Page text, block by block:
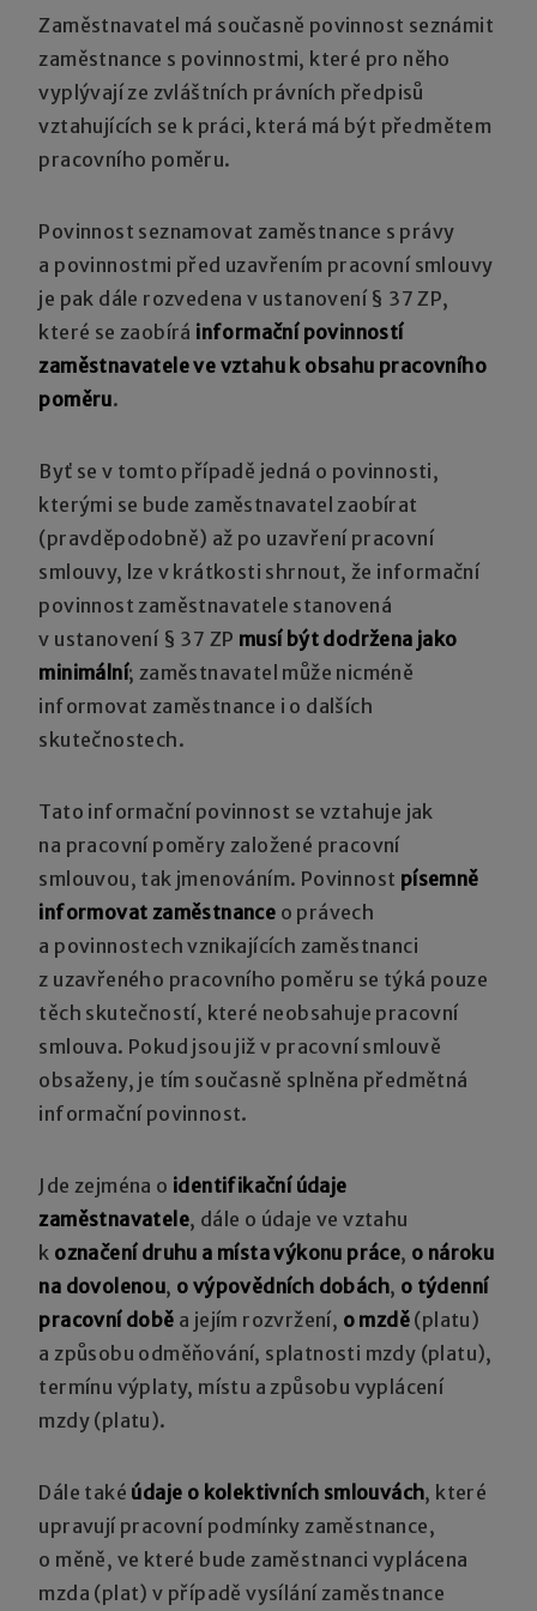
Zaměstnavatel má současně povinnost seznámit
zaměstnance s povinnostmi, které pro něho
vyplývají ze zvláštních právních předpisů
vztahujících se k práci, která má být předmětem
pracovního poměru.
Povinnost seznamovat zaměstnance s právy
a povinnostmi před uzavřením pracovní smlouvy
je pak dále rozvedena v ustanovení § 37 ZP,
které se zaobírá informační povinností
zaměstnavatele ve vztahu k obsahu pracovního
poměru.
Byť se v tomto případě jedná o povinnosti,
kterými se bude zaměstnavatel zaobírat
(pravděpodobně) až po uzavření pracovní
smlouvy, lze v krátkosti shrnout, že informační
povinnost zaměstnavatele stanovená
v ustanovení § 37 ZP musí být dodržena jako
minimální; zaměstnavatel může nicméně
informovat zaměstnance i o dalších
skutečnostech.
Tato informační povinnost se vztahuje jak
na pracovní poměry založené pracovní
smlouvou, tak jmenováním. Povinnost písemně
informovat zaměstnance o právech
a povinnostech vznikajících zaměstnanci
z uzavřeného pracovního poměru se týká pouze
těch skutečností, které neobsahuje pracovní
smlouva. Pokud jsou již v pracovní smlouvě
obsaženy, je tím současně splněna předmětná
informační povinnost.
Jde zejména o identifikační údaje
zaměstnavatele, dále o údaje ve vztahu
k označení druhu a místa výkonu práce, o nároku
na dovolenou, o výpovědních dobách, o týdenní
pracovní době a jejím rozvržení, o mzdě (platu)
a způsobu odměňování, splatnosti mzdy (platu),
termínu výplaty, místu a způsobu vyplácení
mzdy (platu).
Dále také údaje o kolektivních smlouvách, které
upravují pracovní podmínky zaměstnance,
o měně, ve které bude zaměstnanci vyplácena
mzda (plat) v případě vysílání zaměstnance